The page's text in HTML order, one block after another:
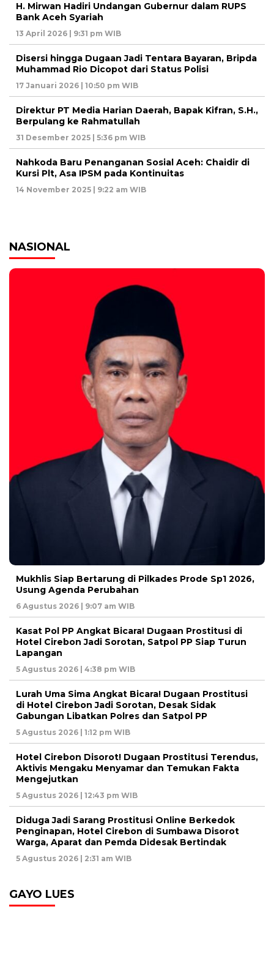
H. Mirwan Hadiri Undangan Gubernur dalam RUPS
Bank Aceh Syariah
13 April 2026 | 9:31 pm WIB
Disersi hingga Dugaan Jadi Tentara Bayaran, Bripda
Muhammad Rio Dicopot dari Status Polisi
17 Januari 2026 | 10:50 pm WIB
Direktur PT Media Harian Daerah, Bapak Kifran, S.H.,
Berpulang ke Rahmatullah
31 Desember 2025 | 5:36 pm WIB
Nahkoda Baru Penanganan Sosial Aceh: Chaidir di
Kursi Plt, Asa IPSM pada Kontinuitas
14 November 2025 | 9:22 am WIB
NASIONAL
Mukhlis Siap Bertarung di Pilkades Prode Sp1 2026,
Usung Agenda Perubahan
6 Agustus 2026 | 9:07 am WIB
Kasat Pol PP Angkat Bicara! Dugaan Prostitusi di
Hotel Cirebon Jadi Sorotan, Satpol PP Siap Turun
Lapangan
5 Agustus 2026 | 4:38 pm WIB
Lurah Uma Sima Angkat Bicara! Dugaan Prostitusi
di Hotel Cirebon Jadi Sorotan, Desak Sidak
Gabungan Libatkan Polres dan Satpol PP
5 Agustus 2026 | 1:12 pm WIB
Hotel Cirebon Disorot! Dugaan Prostitusi Terendus,
Aktivis Mengaku Menyamar dan Temukan Fakta
Mengejutkan
5 Agustus 2026 | 12:43 pm WIB
Diduga Jadi Sarang Prostitusi Online Berkedok
Penginapan, Hotel Cirebon di Sumbawa Disorot
Warga, Aparat dan Pemda Didesak Bertindak
5 Agustus 2026 | 2:31 am WIB
GAYO LUES